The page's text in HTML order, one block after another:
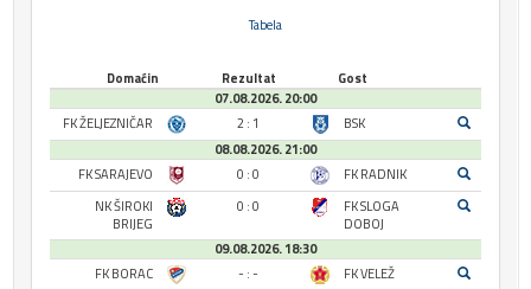
Tabela
Domaćin Rezultat
Gost
07.08.2026. 20:00
FK ŽELJEZNIČAR
2 : 1
BSK
08.08.2026. 21:00
FK SARAJEVO
0 : 0
FK RADNIK
NK ŠIROKI
BRIJEG
0 : 0
FK SLOGA
DOBOJ
09.08.2026. 18:30
FK BORAC
- : -
FK VELEŽ